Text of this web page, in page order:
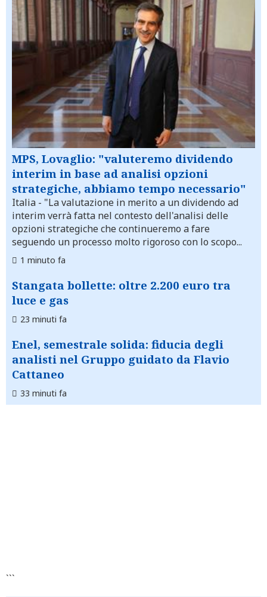
MPS, Lovaglio: "valuteremo dividendo
interim in base ad analisi opzioni
strategiche, abbiamo tempo necessario"
Italia - "La valutazione in merito a un dividendo ad
interim verrà fatta nel contesto dell'analisi delle
opzioni strategiche che continueremo a fare
seguendo un processo molto rigoroso con lo scopo...
1 minuto fa
Stangata bollette: oltre 2.200 euro tra
luce e gas
23 minuti fa
Enel, semestrale solida: fiducia degli
analisti nel Gruppo guidato da Flavio
Cattaneo
33 minuti fa
```